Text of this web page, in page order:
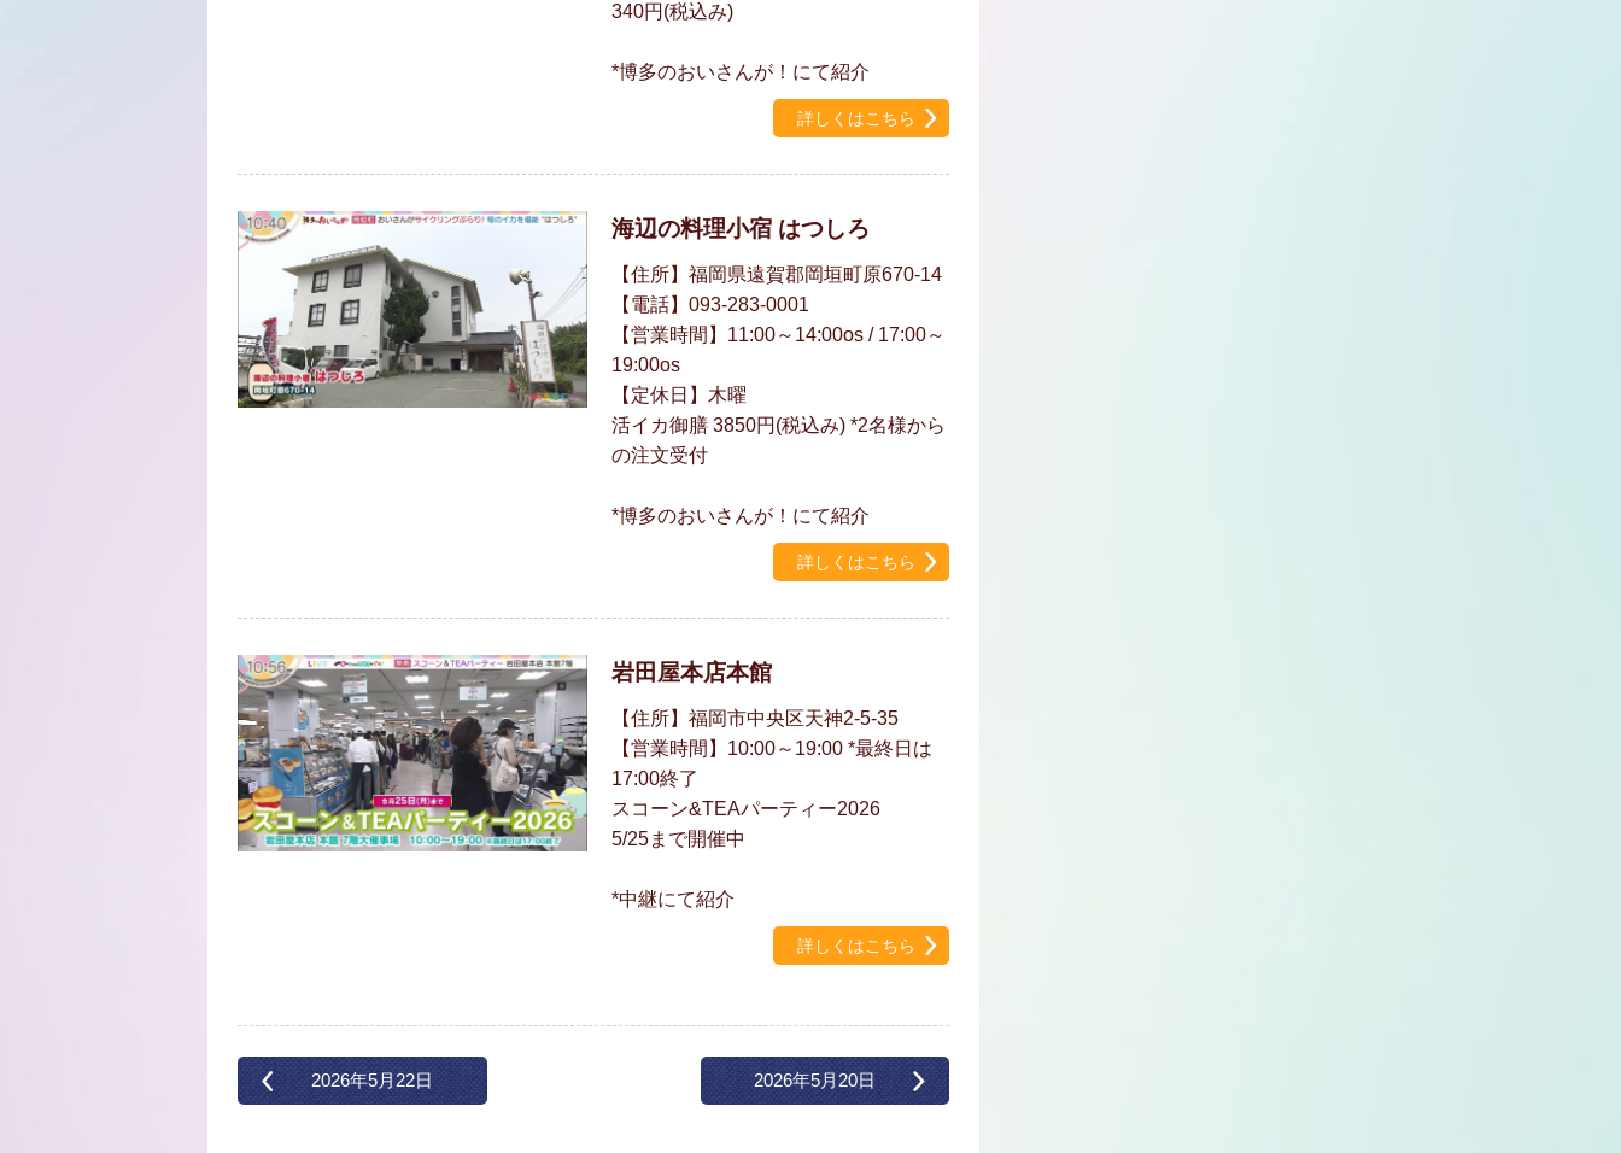
340円(税込み)
*博多のおいさんが！にて紹介
詳しくはこちら
海辺の料理小宿 はつしろ
【住所】福岡県遠賀郡岡垣町原670-14
【電話】093-283-0001
【営業時間】11:00～14:00os / 17:00～
19:00os
【定休日】木曜
活イカ御膳 3850円(税込み) *2名様から
の注文受付
*博多のおいさんが！にて紹介
詳しくはこちら
岩田屋本店本館
【住所】福岡市中央区天神2-5-35
【営業時間】10:00～19:00 *最終日は
17:00終了
スコーン&TEAパーティー2026
5/25まで開催中
*中継にて紹介
詳しくはこちら
2026年5月22日 2026年5月20日